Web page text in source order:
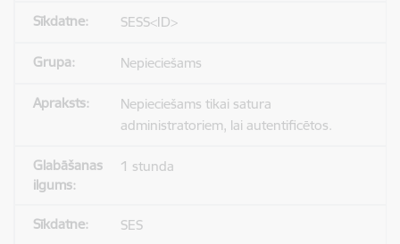
SESS<ID>
Nepieciešams
Nepieciešams tikai satura
administratoriem, lai autentificētos.
1 stunda
SES